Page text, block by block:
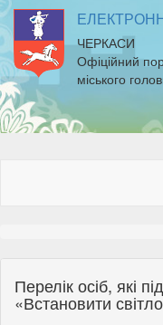
ЧЕРКАСИ
Офіційний
міського
Перелік осіб, які
«Встановити